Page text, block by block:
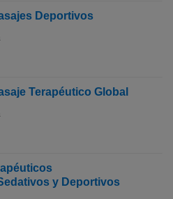
Deportivos
Terapéutico Global
y Deportivos